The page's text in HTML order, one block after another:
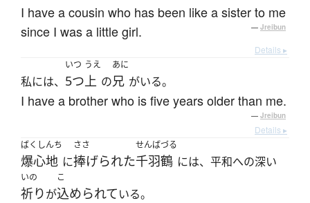
I have a cousin who has been like a sister to me
since I was a little girl.
— Jreibun
Details ▸
私には、
いつ
5つ
うえ
上 の
あに
兄 がいる。
I have a brother who is five years older than me.
— Jreibun
Details ▸
ばくしんち
爆心地 に
ささ
捧げられた
せんばづる
千羽鶴 には、平和への深い
いの
祈りが
こ
込められている。